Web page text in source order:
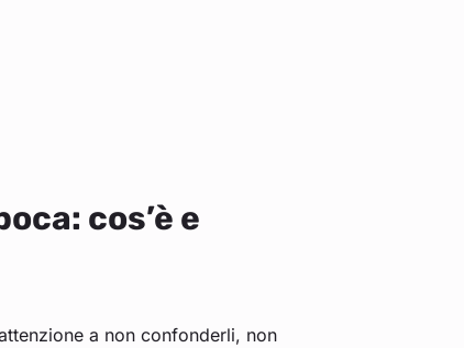
cos’è e
a non confonderli, non